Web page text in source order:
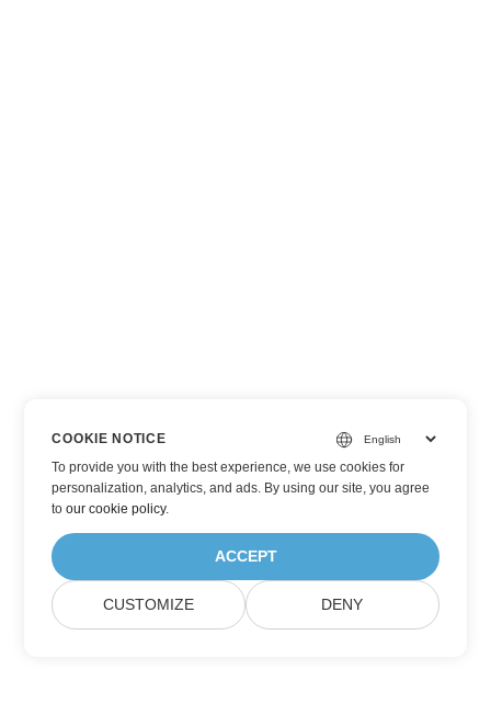
COOKIE NOTICE
To provide you with the best experience, we use cookies for
personalization, analytics, and ads. By using our site, you agree
toour cookie policy.
ACCEPT
CUSTOMIZE DENY